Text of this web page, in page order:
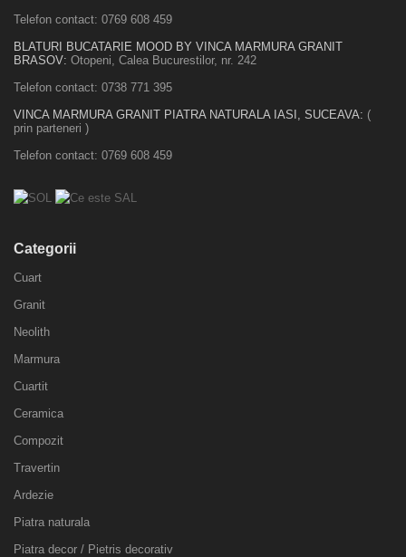
Telefon contact: 0769 608 459
BLATURI BUCATARIE MOOD BY VINCA MARMURA GRANIT
BRASOV: Otopeni, Calea Bucurestilor, nr. 242
Telefon contact: 0738 771 395
VINCA MARMURA GRANIT PIATRA NATURALA IASI, SUCEAVA: (
prin parteneri )
Telefon contact: 0769 608 459
Categorii
Cuart
Granit
Neolith
Marmura
Cuartit
Ceramica
Compozit
Travertin
Ardezie
Piatra naturala
Piatra decor / Pietris decorativ